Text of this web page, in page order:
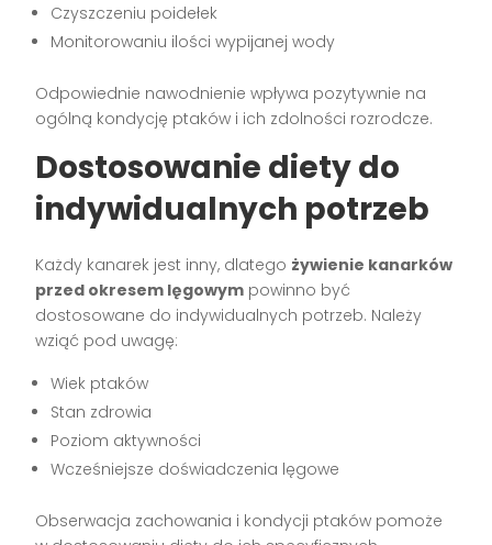
Czyszczeniu poidełek
Monitorowaniu ilości wypijanej wody
Odpowiednie nawodnienie wpływa pozytywnie na
ogólną kondycję ptaków i ich zdolności rozrodcze.
Dostosowanie diety do
indywidualnych potrzeb
Każdy kanarek jest inny, dlatego żywienie kanarków
przed okresem lęgowym powinno być
dostosowane do indywidualnych potrzeb. Należy
wziąć pod uwagę:
Wiek ptaków
Stan zdrowia
Poziom aktywności
Wcześniejsze doświadczenia lęgowe
Obserwacja zachowania i kondycji ptaków pomoże